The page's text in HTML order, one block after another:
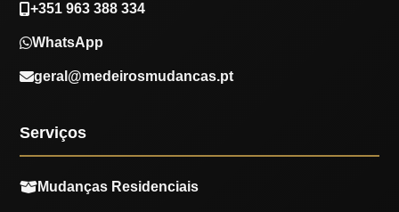
+351 963 388 334
WhatsApp
geral@medeirosmudancas.pt
Serviços
Mudanças Residenciais